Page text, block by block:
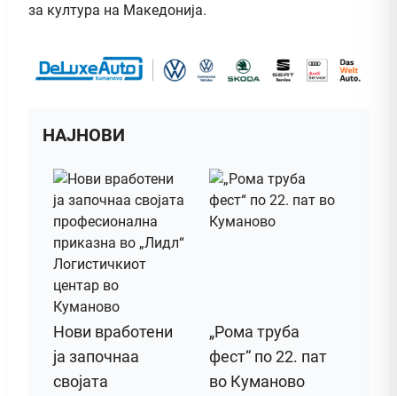
за култура на Македонија.
НАЈНОВИ
Нови вработени
ја започнаа
својата
„Рома труба
фест“ по 22. пат
во Куманово